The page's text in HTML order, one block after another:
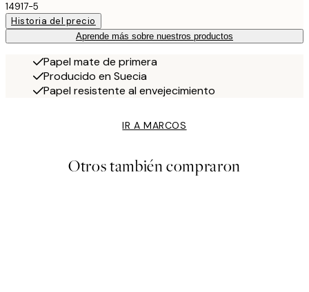
14917-5
Historia del precio
Aprende más sobre nuestros productos
Papel mate de primera
Producido en Suecia
Papel resistente al envejecimiento
IR A MARCOS
Otros también compraron